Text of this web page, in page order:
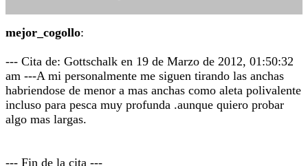
mejor_cogollo:
--- Cita de: Gottschalk en 19 de Marzo de 2012, 01:50:32
am ---A mi personalmente me siguen tirando las anchas
habriendose de menor a mas anchas como aleta polivalente
incluso para pesca muy profunda .aunque quiero probar
algo mas largas.
--- Fin de la cita ---